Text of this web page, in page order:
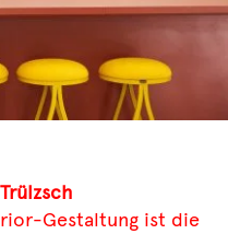
Gestaltung ist die